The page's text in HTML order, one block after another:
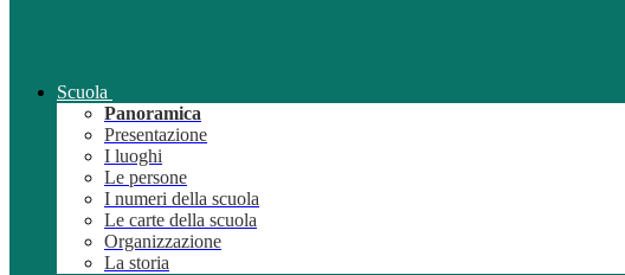
Scuola
Panoramica
Presentazione
I luoghi
Le persone
I numeri della scuola
Le carte della scuola
Organizzazione
La storia